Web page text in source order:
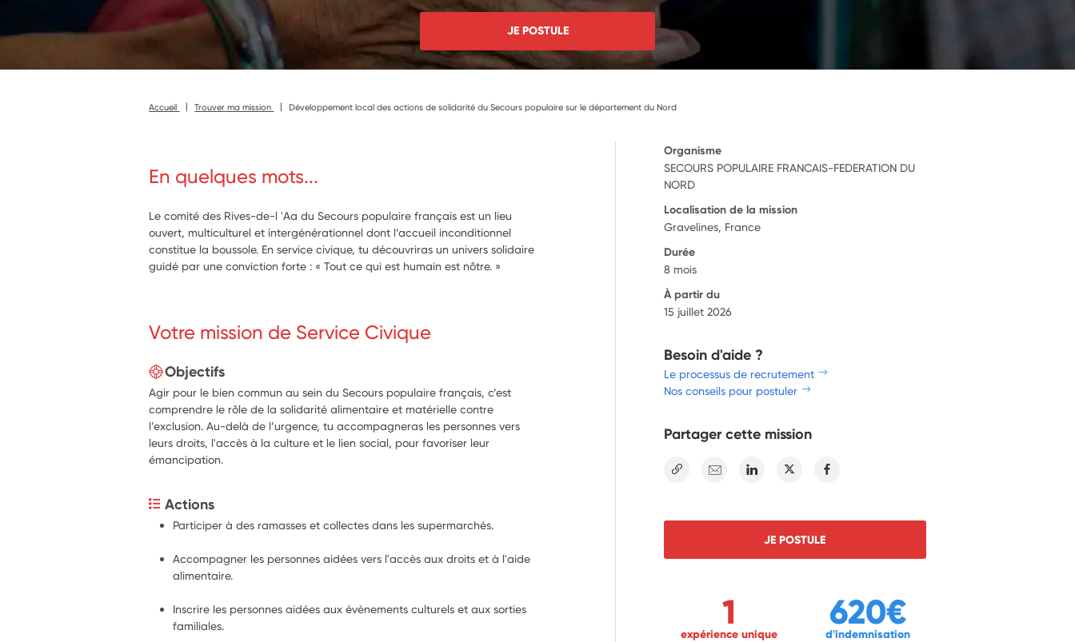
JE POSTULE
Accueil Trouver ma mission Développement local des actions de solidarité du Secours populaire sur le département du Nord
En quelques mots...
Le comité des Rives-de-l 'Aa du Secours populaire français est un lieu
ouvert, multiculturel et intergénérationnel dont l’accueil inconditionnel
constitue la boussole. En service civique, tu découvriras un univers solidaire
guidé par une conviction forte : « Tout ce qui est humain est nôtre. »
Votre mission de Service Civique
Objectifs
Agir pour le bien commun au sein du Secours populaire français, c’est
comprendre le rôle de la solidarité alimentaire et matérielle contre
l’exclusion. Au-delà de l’urgence, tu accompagneras les personnes vers
leurs droits, l'accès à la culture et le lien social, pour favoriser leur
émancipation.
Actions
Participer à des ramasses et collectes dans les supermarchés.
Accompagner les personnes aidées vers l'accès aux droits et à l'aide
Inscrire les personnes aidées aux évènements culturels et aux sorties
Organisme
SECOURS POPULAIRE FRANCAIS-FEDERATION DU
NORD
Localisation de la mission
Gravelines, France
Durée
8 mois
À partir du
15 juillet 2026
Besoin d'aide ?
Le processus de recrutement
Nos conseils pour postuler
Partager cette mission
E-mail Linkedin Twitter
JE POSTULE
1
expérience unique
620€
d'indemnisation